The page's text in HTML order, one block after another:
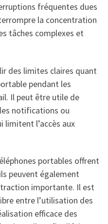
fréquentes dues
la concentration
tâches complexes et
des limites claires quant
pendant les
Il peut être utile de
notifications ou
limitent l’accès aux
portables offrent
peuvent également
importante. Il est
entre l’utilisation des
efficace des